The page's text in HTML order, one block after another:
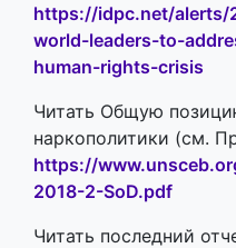
https://idpc.net/
world-leaders-to-
human-rights-crisis
Читать Общую
наркополитики (см.
https://
2018-2-SoD.pdf
Читать последний